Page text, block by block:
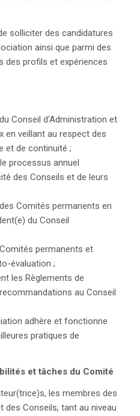
solliciter des candidatures
ainsi que parmi des
des profils et expériences
Conseil d'Administration et
en veillant au respect des
et de continuité ;
processus annuel
des Conseils et de leurs
Comités permanents en
du Conseil
permanents et
évaluation ;
les Règlements de
au Conseil
adhère et fonctionne
pratiques de
et tâches du Comité
les membres des
des Conseils, tant au niveau